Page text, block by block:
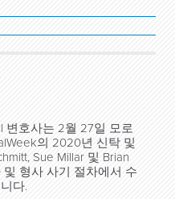
변호사는 2월 27일 모로
의 2020년 신탁 및
Sue Millar 및 Brian
형사 사기 절차에서 수
다.